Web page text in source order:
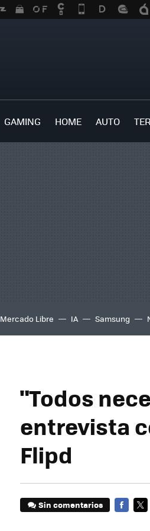
GAMING HOME AUTO
Mercado Libre IA Samsung
"Todos
entrevista
Flipd
Sin comentarios